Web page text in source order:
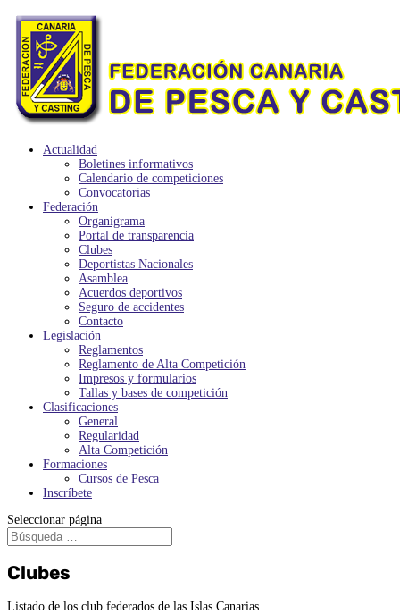
Actualidad
Boletines informativos
Calendario de competiciones
Convocatorias
Federación
Organigrama
Portal de transparencia
Clubes
Deportistas Nacionales
Asamblea
Acuerdos deportivos
Seguro de accidentes
Contacto
Legislación
Reglamentos
Reglamento de Alta Competición
Impresos y formularios
Tallas y bases de competición
Clasificaciones
General
Regularidad
Alta Competición
Formaciones
Cursos de Pesca
Inscríbete
Seleccionar página
Clubes
Listado de los club federados de las Islas Canarias.